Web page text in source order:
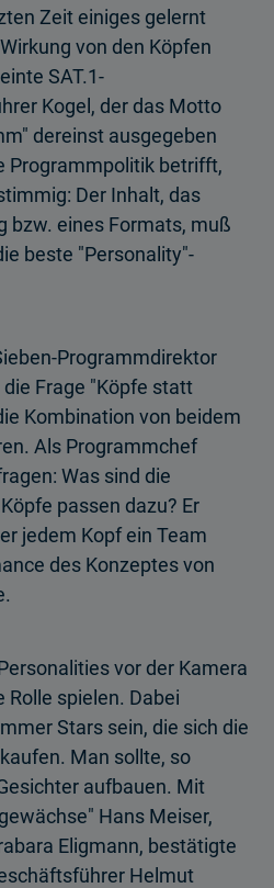
Zeit einiges gelernt
von den Köpfen
SAT.1-
Kogel, der das Motto
dereinst ausgegeben
Programmpolitik betrifft,
Der Inhalt, das
bzw. eines Formats, muß
beste "Personality"-
Programmdirektor
Frage "Köpfe statt
Kombination von beidem
Als Programmchef
Was sind die
passen dazu? Er
jedem Kopf ein Team
des Konzeptes von
vor der Kamera
spielen. Dabei
Stars sein, die sich die
Man sollte, so
aufbauen. Mit
Hans Meiser,
Eligmann, bestätigte
Helmut